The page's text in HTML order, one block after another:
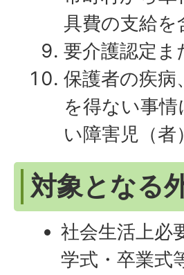
具費の支給
要介護認定
保護者の疾病
を得ない事
い障害児（者）
対象となる
社会生活上必
学式・卒業式